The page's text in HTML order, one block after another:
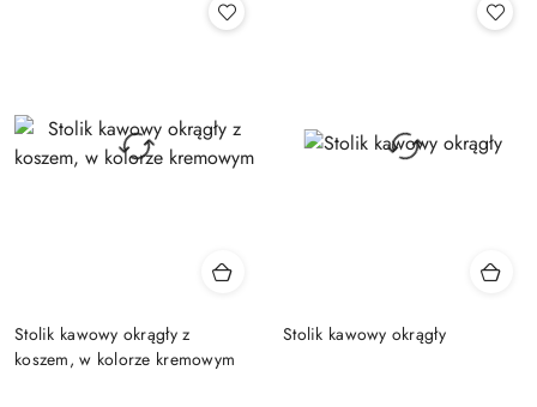
Stolik kawowy okrągły z
koszem, w kolorze kremowym
Stolik kawowy okrągły